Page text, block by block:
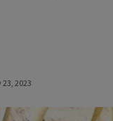
23, 2023